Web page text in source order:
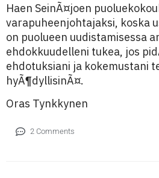
Haen SeinÃ¤joen
varapuheenjohtajaksi, koska
on puolueen uudistamisessa
ehdokkuudelleni tukea, jos
ehdotuksiani ja kokemustani
hyÃ¶dyllisinÃ¤.
Oras Tynkkynen
2 Comments